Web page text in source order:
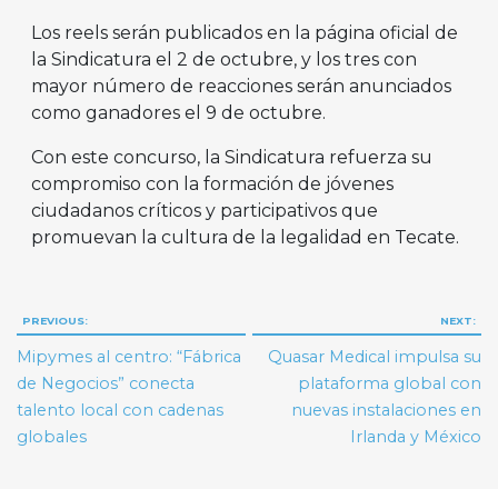
Los reels serán publicados en la página oficial de
la Sindicatura el 2 de octubre, y los tres con
mayor número de reacciones serán anunciados
como ganadores el 9 de octubre.
Con este concurso, la Sindicatura refuerza su
compromiso con la formación de jóvenes
ciudadanos críticos y participativos que
promuevan la cultura de la legalidad en Tecate.
Navegación
de
entradas
PREVIOUS:
Mipymes al centro: “Fábrica
de Negocios” conecta
talento local con cadenas
globales
NEXT:
Quasar Medical impulsa su
plataforma global con
nuevas instalaciones en
Irlanda y México